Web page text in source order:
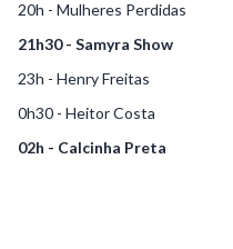
20h - Mulheres Perdidas
21h30 - Samyra Show
23h - Henry Freitas
0h30 - Heitor Costa
02h - Calcinha Preta